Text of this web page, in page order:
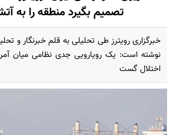
تصمیم بگیرد منطقه را به
خبرگزاری رویترز طی تحلیلی به قلم خبرنگار و
نوشته است: یک رویارویی جدی نظامی میان
اختلال گست